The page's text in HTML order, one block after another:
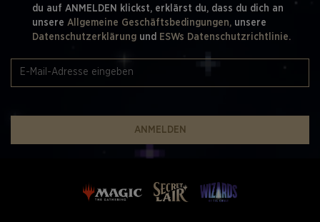
du auf ANMELDEN klickst, erklärst du, dass du dich an
unsere Allgemeine Geschäftsbedingungen, unsere
Datenschutzerklärung und ESWs Datenschutzrichtlinie.
ANMELDEN